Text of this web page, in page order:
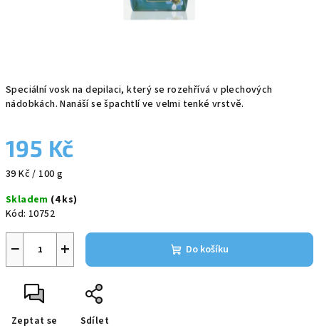
Speciální vosk na depilaci, který se rozehřívá v plechových
nádobkách. Nanáší se špachtlí ve velmi tenké vrstvě.
195 Kč
Měrná
39 Kč / 100 g
Skladem (4 ks)
Kód: 10752
+
− Do košíku
Zeptat se Sdílet